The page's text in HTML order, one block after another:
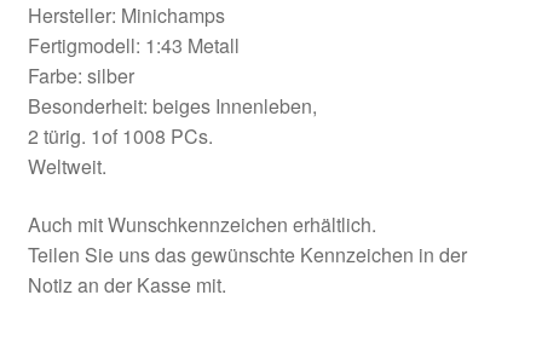
Hersteller: Minichamps
Fertigmodell: 1:43 Metall
Farbe: silber
Besonderheit: beiges Innenleben,
2 türig. 1of 1008 PCs.
Weltweit.
Auch mit Wunschkennzeichen erhältlich.
Teilen Sie uns das gewünschte Kennzeichen in der
Notiz an der Kasse mit.